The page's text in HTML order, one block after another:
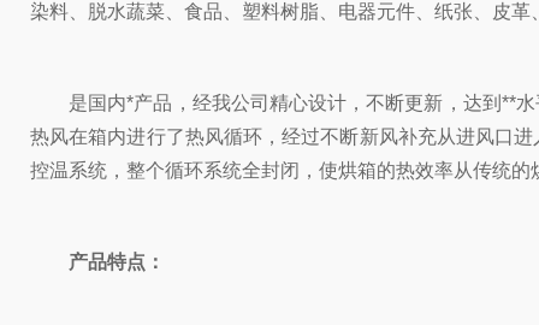
染料、脱水蔬菜、食品、塑料树脂、电器元件、纸张、皮
是国内*产品，经我公司精心设计，不断更新，达到**水
热风在箱内进行了热风循环，经过不断新风补充从进风口
控温系统，整个循环系统全封闭，使烘箱的热效率从传统
产品特点：